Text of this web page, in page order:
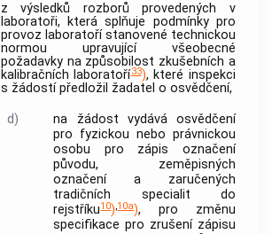
z výsledků rozborů provedených v
laboratoři, která splňuje podmínky pro
provoz laboratoří stanovené technickou
normou upravující všeobecné
požadavky na způsobilost zkušebních a
kalibračních laboratoří33), které inspekci
s žádostí předložil žadatel o osvědčení,
d)
na žádost vydává osvědčení
pro fyzickou nebo právnickou
osobu pro zápis označení
původu, zeměpisných
označení a zaručených
tradičních specialit do
rejstříku10) 10a), pro změnu
specifikace pro zrušení zápisu